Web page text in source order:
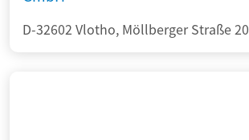
D-32602 Vlotho, Möllberger Straße 20